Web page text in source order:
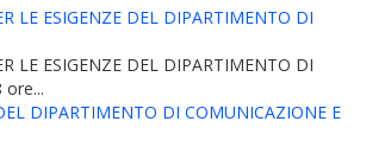
LE ESIGENZE DEL DIPARTIMENTO DI
LE ESIGENZE DEL DIPARTIMENTO DI
ore...
DIPARTIMENTO DI COMUNICAZIONE E